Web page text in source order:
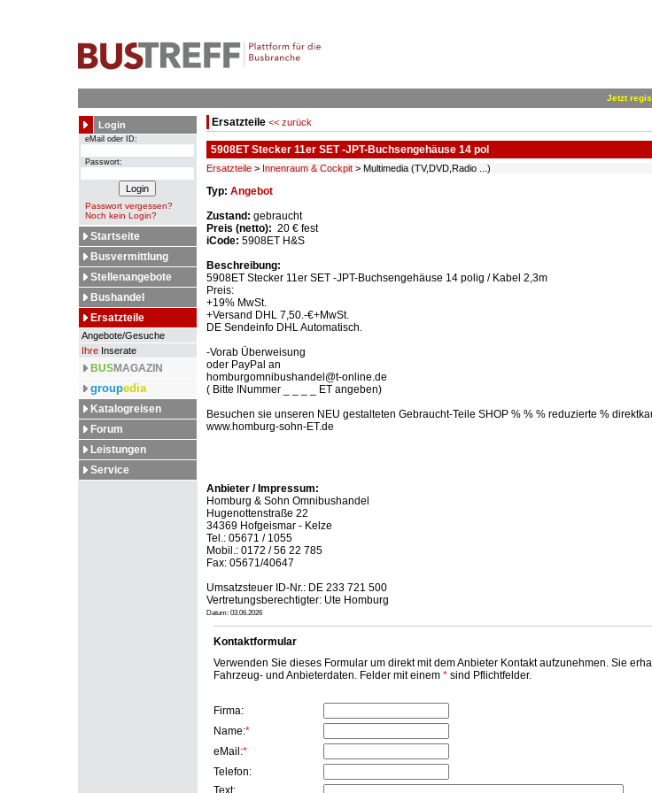
Jetzt
Login
eMail oder ID:
Passwort:
Passwort vergessen?
Noch kein Login?
Startseite
Busvermittlung
Stellenangebote
Bushandel
Ersatzteile
Angebote/Gesuche
IhreInserate
BUSMAGAZIN
groupedia
Katalogreisen
Forum
Leistungen
Service
Ersatzteile << zurück
5908ET Stecker 11er SET -JPT-Buchsengehäuse 14 pol
Ersatzteile> Innenraum & Cockpit> Multimedia (TV,DVD,Radio ...)
Typ: Angebot
Zustand: gebraucht
Preis (netto): 20 € fest
iCode: 5908ET H&S
Beschreibung:
5908ET Stecker 11er SET -JPT-Buchsengehäuse 14 polig / Kabel 2,3m
Preis:
+19% MwSt.
+Versand DHL 7,50.-€+MwSt.
DE Sendeinfo DHL Automatisch.
-Vorab Überweisung
oder PayPal an
homburgomnibushandel@t-online.de
( Bitte INummer _ _ _ _ ET angeben)
Besuchen sie unseren NEU gestalteten Gebraucht-Teile SHOP % % % reduzierte %
www.homburg-sohn-ET.de
Anbieter / Impressum:
Homburg & Sohn Omnibushandel
Hugenottenstraße 22
34369 Hofgeismar - Kelze
Tel.: 05671 / 1055
Mobil.: 0172 / 56 22 785
Fax: 05671/40647
Umsatzsteuer ID-Nr.: DE 233 721 500
Vertretungsberechtigter: Ute Homburg
Datum: 03.06.2026
Kontaktformular
Verwenden Sie dieses Formular um direkt mit dem Anbieter Kontakt aufzunehmen. Sie
Fahrzeug- und Anbieterdaten. Felder mit einem * sind Pflichtfelder.
Firma:
Name:*
eMail:*
Telefon:
Text: